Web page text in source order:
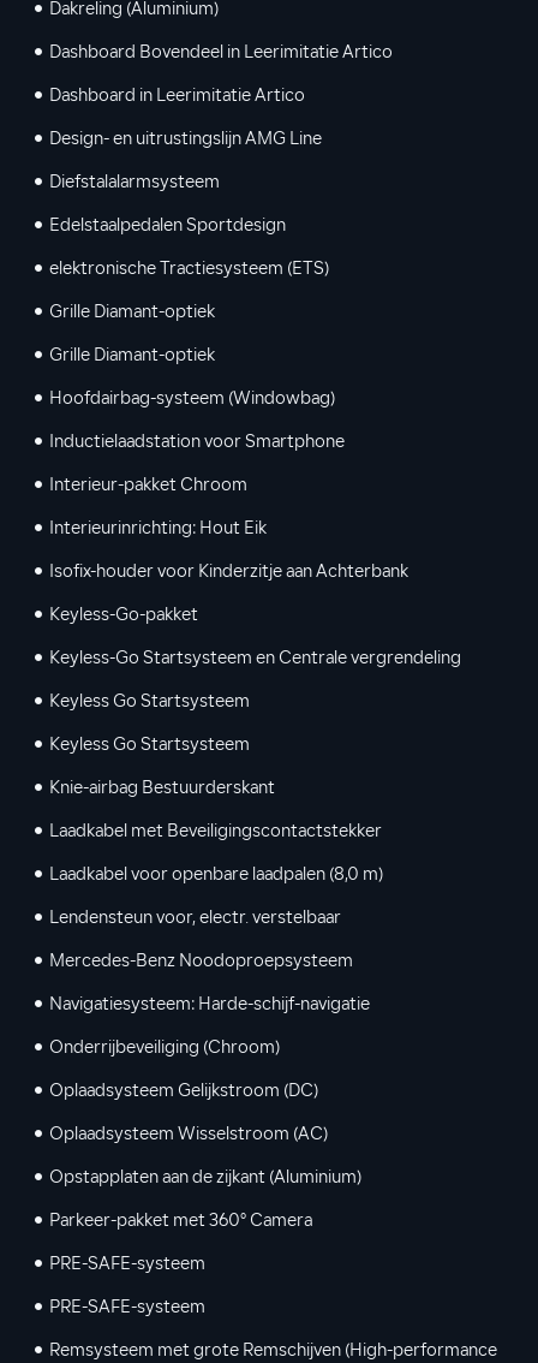
Dakreling (Aluminium)
Dashboard Bovendeel in Leerimitatie Artico
Dashboard in Leerimitatie Artico
Design- en uitrustingslijn AMG Line
Diefstalalarmsysteem
Edelstaalpedalen Sportdesign
elektronische Tractiesysteem (ETS)
Grille Diamant-optiek
Grille Diamant-optiek
Hoofdairbag-systeem (Windowbag)
Inductielaadstation voor Smartphone
Interieur-pakket Chroom
Interieurinrichting: Hout Eik
Isofix-houder voor Kinderzitje aan Achterbank
Keyless-Go-pakket
Keyless-Go Startsysteem en Centrale vergrendeling
Keyless Go Startsysteem
Keyless Go Startsysteem
Knie-airbag Bestuurderskant
Laadkabel met Beveiligingscontactstekker
Laadkabel voor openbare laadpalen (8,0 m)
Lendensteun voor, electr. verstelbaar
Mercedes-Benz Noodoproepsysteem
Navigatiesysteem: Harde-schijf-navigatie
Onderrijbeveiliging (Chroom)
Oplaadsysteem Gelijkstroom (DC)
Oplaadsysteem Wisselstroom (AC)
Opstapplaten aan de zijkant (Aluminium)
Parkeer-pakket met 360° Camera
PRE-SAFE-systeem
PRE-SAFE-systeem
Remsysteem met grote Remschijven (High-performance